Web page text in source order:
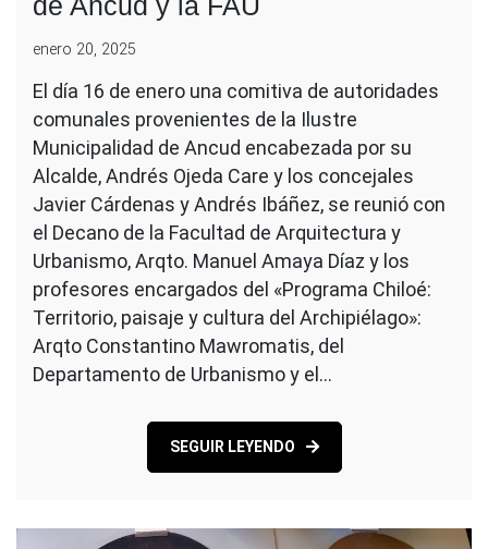
enero 20, 2025
El día 16 de enero una comitiva de autoridades
comunales provenientes de la Ilustre
Municipalidad de Ancud encabezada por su
Alcalde, Andrés Ojeda Care y los concejales
Javier Cárdenas y Andrés Ibáñez, se reunió con
el Decano de la Facultad de Arquitectura y
Urbanismo, Arqto. Manuel Amaya Díaz y los
profesores encargados del «Programa Chiloé:
Territorio, paisaje y cultura del Archipiélago»:
Arqto Constantino Mawromatis, del
Departamento de Urbanismo y el…
SEGUIR LEYENDO